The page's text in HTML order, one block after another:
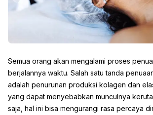
Semua orang akan mengalami proses
berjalannya waktu. Salah satu tanda
adalah penurunan produksi kolagen dan
yang dapat menyebabkan munculnya
saja, hal ini bisa mengurangi rasa percaya